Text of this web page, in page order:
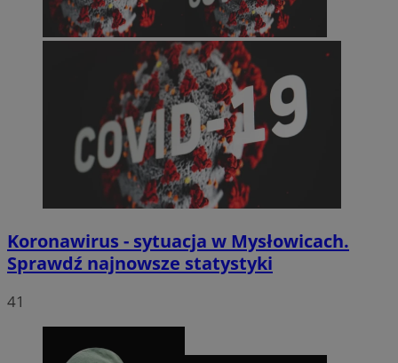
Koronawirus - sytuacja w Mysłowicach.
Sprawdź najnowsze statystyki
41